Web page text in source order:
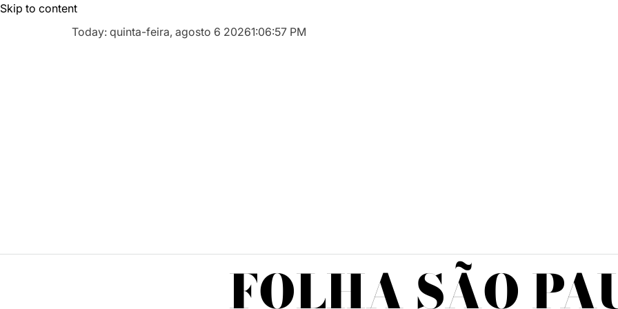
Skip to content
Today: quinta-feira, agosto 6 20261:06:58 PM
FOLHA SÃO